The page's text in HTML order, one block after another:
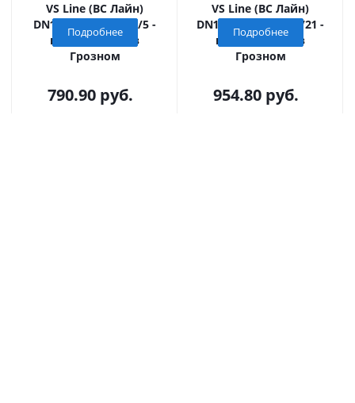
VS Line (ВС Лайн)
DN100.14.05, SB 6,5/5 -
пластиковый в
Грозном
790.90 руб.
Подробнее
VS Line (ВС Лайн)
DN100.14.15, SB 6,5/21 -
пластиковый в
Грозном
954.80 руб.
Подробнее